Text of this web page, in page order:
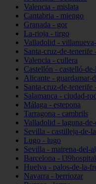
Valencia - mislata
Cantabria - miengo
Granada - gor
La-rioja - tirgo
Valladolid -
Santa-cruz-de-tenerife
Valencia - cullera
Castellón - castelló-
Alicante - guardamar-
Santa-cruz-de-tenerife
Salamanca - ciudad-
Málaga - estepona
Tarragona - cambrils
Valladolid - laguna-
Sevilla - castilleja-de-
Lugo - lugo
Sevilla - mairena-del-
Barcelona -
Huelva - palos-de-la-
Navarra - berriozar